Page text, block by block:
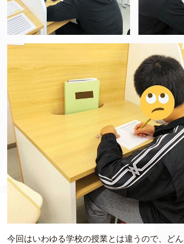
今回はいわゆる学校の授業とは違うので、ど